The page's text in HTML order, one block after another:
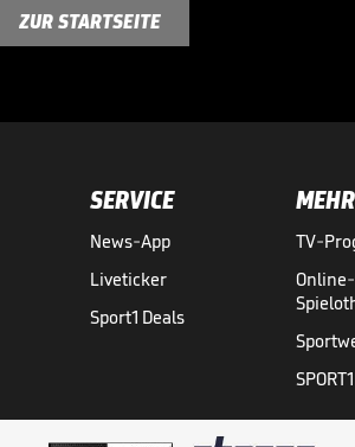
ZUR STARTSEITE
SERVICE
News-App
Liveticker
Sport1 Deals
MEHR
TV-